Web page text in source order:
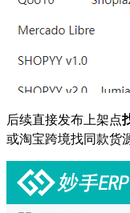
后续直接发布上架点
或淘宝跨境找同款货